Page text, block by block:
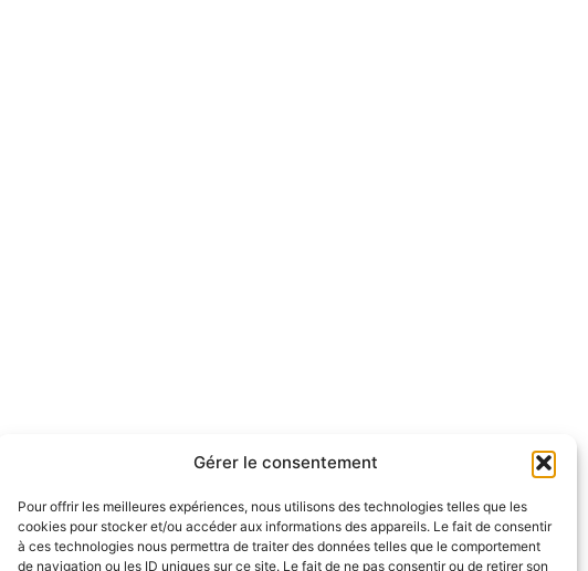
Gérer le consentement
Pour offrir les meilleures expériences, nous utilisons des technologies telles que les
cookies pour stocker et/ou accéder aux informations des appareils. Le fait de consentir
à ces technologies nous permettra de traiter des données telles que le comportement
de navigation ou les ID uniques sur ce site. Le fait de ne pas consentir ou de retirer son